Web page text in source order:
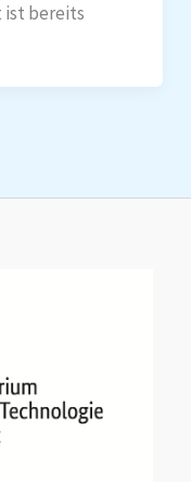
ist bereits